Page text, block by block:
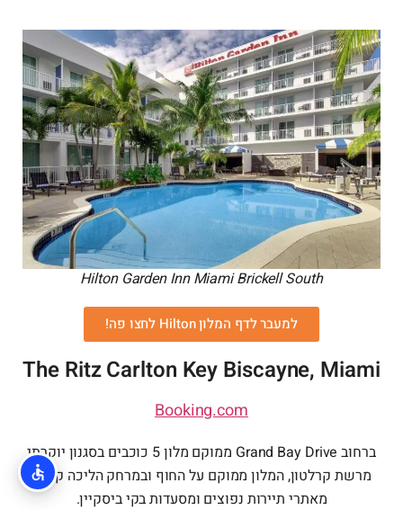
Hilton Garden Inn Miami Brickell South
למעבר לדף המלון Hilton לחצו פה!
The Ritz Carlton Key Biscayne, Miami
Booking.com
ברחוב Grand Bay Drive ממוקם מלון 5 כוכבים בסגנון יוקרתי
מרשת קרלטון, המלון ממוקם על החוף ובמרחק הליכה קצרה
מאתרי תיירות נפוצים ומסעדות בקי ביסקיין.